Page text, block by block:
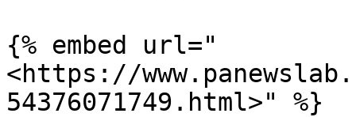
{% embed url="
<https://
54376071749.html>" %}